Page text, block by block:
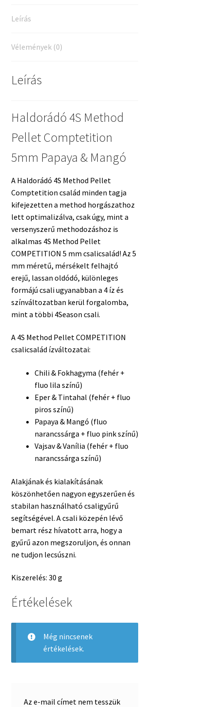
Leírás
Vélemények (0)
Leírás
Haldorádó 4S Method
Pellet Comptetition
5mm Papaya & Mangó
A Haldorádó 4S Method Pellet
Comptetition család minden tagja
kifejezetten a method horgászathoz
lett optimalizálva, csak úgy, mint a
versenyszerű methodozáshoz is
alkalmas 4S Method Pellet
COMPETITION 5 mm csalicsalád! Az 5
mm méretű, mérsékelt felhajtó
erejű, lassan oldódó, különleges
formájú csali ugyanabban a 4 íz és
színváltozatban kerül forgalomba,
mint a többi 4Season csali.
A 4S Method Pellet COMPETITION
csalicsalád ízváltozatai:
Chili & Fokhagyma (fehér +
fluo lila színű)
Eper & Tintahal (fehér + fluo
piros színű)
Papaya & Mangó (fluo
narancssárga + fluo pink színű)
Vajsav & Vanília (fehér + fluo
narancssárga színű)
Alakjának és kialakításának
köszönhetően nagyon egyszerűen és
stabilan használható csaligyűrű
segítségével. A csali közepén lévő
bemart rész hívatott arra, hogy a
gyűrű azon megszoruljon, és onnan
ne tudjon lecsúszni.
Kiszerelés: 30 g
Értékelések
Még nincsenek
értékelések.
Az e-mail címet nem tesszük